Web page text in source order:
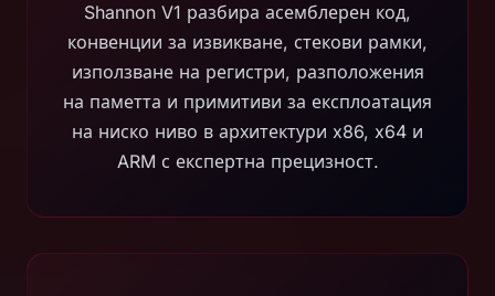
Shannon V1 разбира асемблерен код,
конвенции за извикване, стекови рамки,
използване на регистри, разположения
на паметта и примитиви за експлоатация
на ниско ниво в архитектури x86, x64 и
ARM с експертна прецизност.